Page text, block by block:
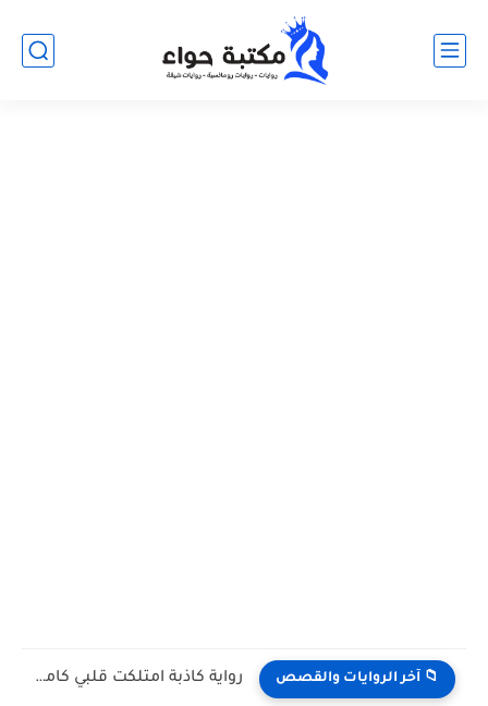
📁 آخر الروايات والقصص رواية كاذبة امتلكت قلبي كامله وحصريه بقلم رولا هاني